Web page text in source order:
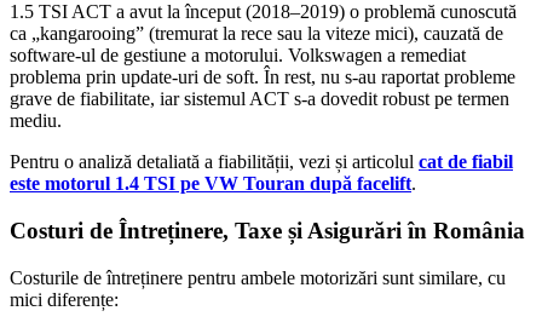
1.5 TSI ACT a avut la început (2018–2019) o problemă cunoscută
ca „kangarooing” (tremurat la rece sau la viteze mici), cauzată de
software-ul de gestiune a motorului. Volkswagen a remediat
problema prin update-uri de soft. În rest, nu s-au raportat probleme
grave de fiabilitate, iar sistemul ACT s-a dovedit robust pe termen
mediu.
Pentru o analiză detaliată a fiabilității, vezi și articolul cat de fiabil
este motorul 1.4 TSI pe VW Touran după facelift.
Costuri de Întreținere, Taxe și Asigurări în România
Costurile de întreținere pentru ambele motorizări sunt similare, cu
mici diferențe: